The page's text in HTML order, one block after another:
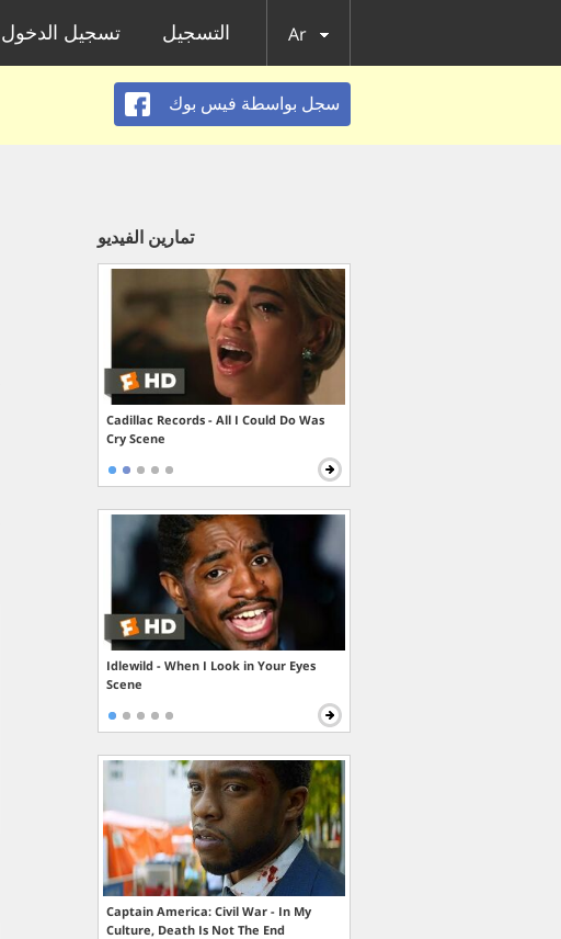
تسجيل الدخول التسجيل Ar
سجل بواسطة فيس بوك
تمارين الفيديو
Cadillac Records - All I Could Do Was
Cry Scene
Idlewild - When I Look in Your Eyes
Scene
Captain America: Civil War - In My
Culture, Death Is Not The End